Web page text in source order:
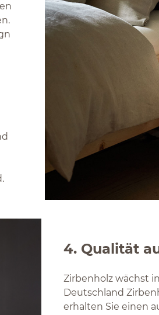
4. Qualität
Zirbenholz wächst
Deutschland
erhalten Sie einen